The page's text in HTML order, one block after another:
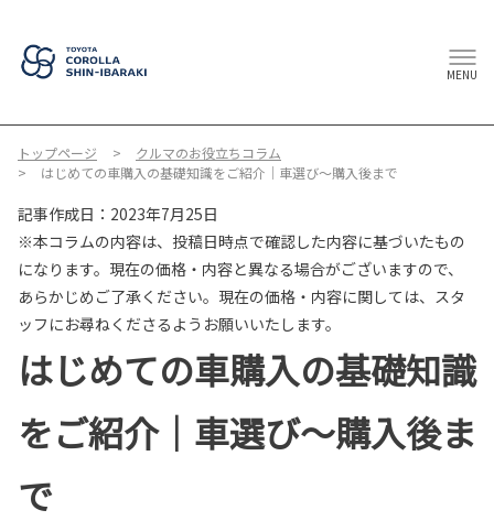
MENU
トップページ
クルマのお役立ちコラム
はじめての車購入の基礎知識をご紹介｜車選び～購入後まで
記事作成日：2023年7月25日
※本コラムの内容は、投稿日時点で確認した内容に基づいたもの
になります。現在の価格・内容と異なる場合がございますので、
あらかじめご了承ください。現在の価格・内容に関しては、スタ
ッフにお尋ねくださるようお願いいたします。
はじめての車購入の基礎知識
をご紹介｜車選び～購入後ま
で